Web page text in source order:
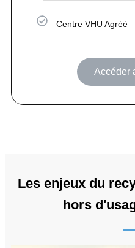
Centre VHU Agréé
Accéder
Les enjeux du
hors